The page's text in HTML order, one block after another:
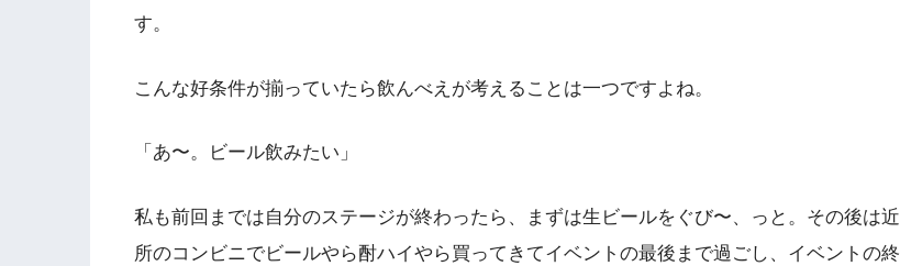
す。
こんな好条件が揃っていたら飲んべえが考えることは一つですよね。
「あ〜。ビール飲みたい」
私も前回までは自分のステージが終わったら、まずは生ビールをぐび〜、っと。その後は近
所のコンビニでビールやら酎ハイやら買ってきてイベントの最後まで過ごし、イベントの終